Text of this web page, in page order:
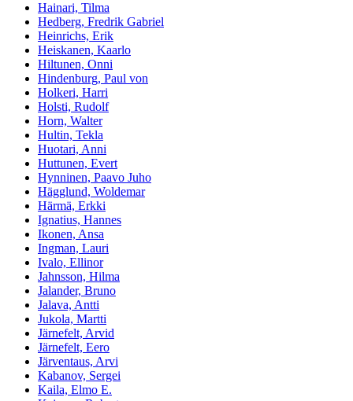
Hainari, Tilma
Hedberg, Fredrik Gabriel
Heinrichs, Erik
Heiskanen, Kaarlo
Hiltunen, Onni
Hindenburg, Paul von
Holkeri, Harri
Holsti, Rudolf
Horn, Walter
Hultin, Tekla
Huotari, Anni
Huttunen, Evert
Hynninen, Paavo Juho
Hägglund, Woldemar
Härmä, Erkki
Ignatius, Hannes
Ikonen, Ansa
Ingman, Lauri
Ivalo, Ellinor
Jahnsson, Hilma
Jalander, Bruno
Jalava, Antti
Jukola, Martti
Järnefelt, Arvid
Järnefelt, Eero
Järventaus, Arvi
Kabanov, Sergei
Kaila, Elmo E.